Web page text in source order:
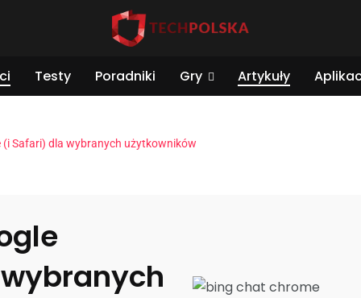
Testy Poradniki Gry Artykuły
(i Safari) dla wybranych użytkowników